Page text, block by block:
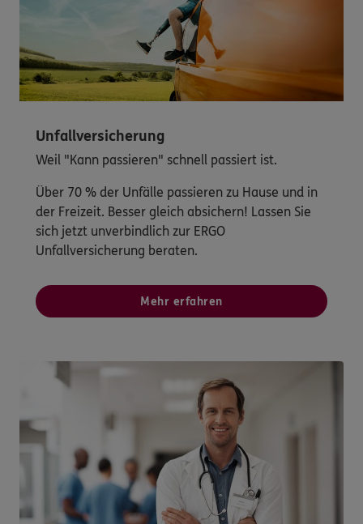
Unfallversicherung
Weil "Kann passieren" schnell passiert ist.
Über 70 % der Unfälle passieren zu Hause und in
der Freizeit. Besser gleich absichern! Lassen Sie
sich jetzt unverbindlich zur ERGO
Unfallversicherung beraten.
Mehr erfahren